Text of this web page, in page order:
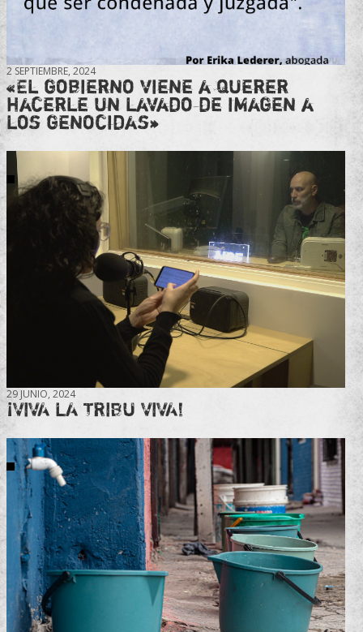
2 SEPTIEMBRE, 2024
«El gobierno viene a querer
hacerle un lavado de imagen a
los genocidas»
29 JUNIO, 2024
¡VIVA LA TRIBU VIVA!